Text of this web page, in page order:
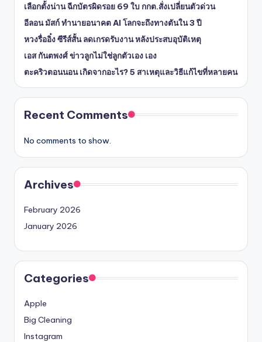
เลือกตั้งน่าน ฉีกบัตรผิดรอย 69 ใบ กกต.สั่งเปลี่ยนตัวด่วน
อีลอน มัสก์ ทำนายอนาคต AI โลกจะถึงทางตันใน 3 ปี
หวงรื่ออิ๋ง ซีรีส์สั้น ลดเกรดรับงาน หลังประสบอุบัติเหตุ
เอส กันตพงศ์ ข่าวลูกไม่ใช่ลูกตัวเอง เอง
ตะคริวตอนนอน เกิดจากอะไร? 5 สาเหตุและวิธีแก้ไขที่หลายคน
Recent Comments
No comments to show.
Archives
February 2026
January 2026
Categories
Apple
Big Cleaning
Instagram